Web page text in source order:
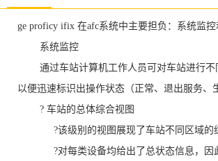
ge proficy ifix 在afc系统中主要担负：系统监
系统监控
通过车站计算机工作人员可对车站进行不
以便迅速标识出操作状态（正常、退出服务、
? 车站的总体综合视图
?该级别的视图展现了车站不同区域的综
?对每类设备均给出了总状态信息，因此